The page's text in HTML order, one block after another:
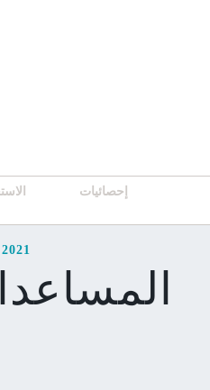
إحصائيات
2021 إحصائيات